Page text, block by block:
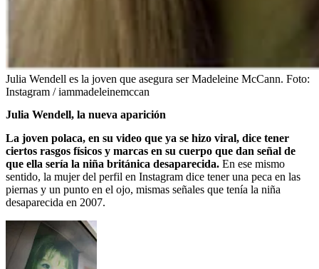
Julia Wendell es la joven que asegura ser Madeleine McCann. Foto:
Instagram / iammadeleinemccan
Julia Wendell, la nueva aparición
La joven polaca, en su video que ya se hizo viral, dice tener
ciertos rasgos físicos y marcas en su cuerpo que dan señal de
que ella sería la niña británica desaparecida. En ese mismo
sentido, la mujer del perfil en Instagram dice tener una peca en las
piernas y un punto en el ojo, mismas señales que tenía la niña
desaparecida en 2007.